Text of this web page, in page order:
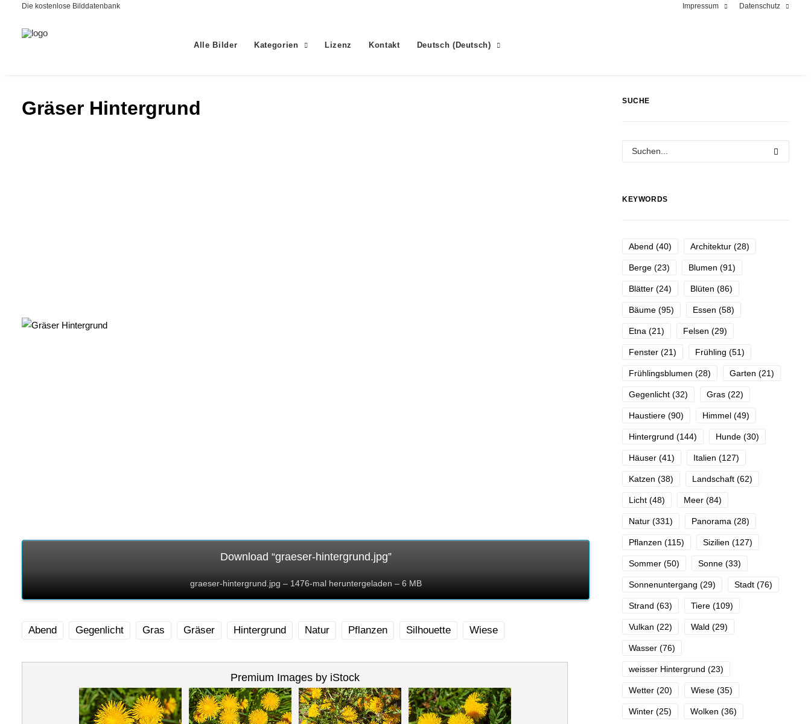
Die kostenlose Bilddatenbank Impressum Datenschutz
Alle Bilder Kategorien Lizenz Kontakt Deutsch (Deutsch)
Gräser Hintergrund
Download “graeser-hintergrund.jpg”
graeser-hintergrund.jpg – 1476-mal heruntergeladen – 6 MB
Abend Gegenlicht Gras Gräser Hintergrund Natur Pflanzen Silhouette Wiese
Premium Images by iStock
SUCHE
KEYWORDS
Abend (40) Architektur (28)
Berge (23) Blumen (91)
Blätter (24) Blüten (86)
Bäume (95) Essen (58)
Etna (21) Felsen (29)
Fenster (21) Frühling (51)
Frühlingsblumen (28) Garten (21)
Gegenlicht (32) Gras (22)
Haustiere (90) Himmel (49)
Hintergrund (144) Hunde (30)
Häuser (41) Italien (127)
Katzen (38) Landschaft (62)
Licht (48) Meer (84)
Natur (331) Panorama (28)
Pflanzen (115) Sizilien (127)
Sommer (50) Sonne (33)
Sonnenuntergang (29) Stadt (76)
Strand (63) Tiere (109)
Vulkan (22) Wald (29)
Wasser (76)
weisser Hintergrund (23)
Wetter (20) Wiese (35)
Winter (25) Wolken (36)